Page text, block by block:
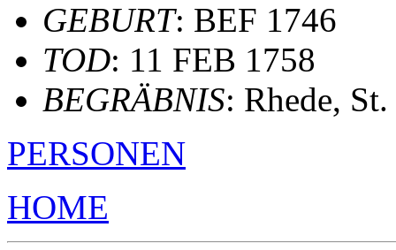
GEBURT: BEF 1746
TOD: 11 FEB 1758
BEGRÄBNIS: Rhede,
PERSONEN
HOME